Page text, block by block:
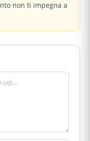
non ti impegna a